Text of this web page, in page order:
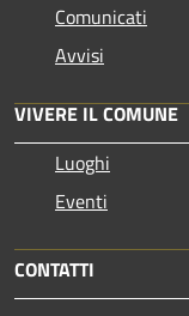
Comunicati
Avvisi
VIVERE IL COMUNE
Luoghi
Eventi
CONTATTI